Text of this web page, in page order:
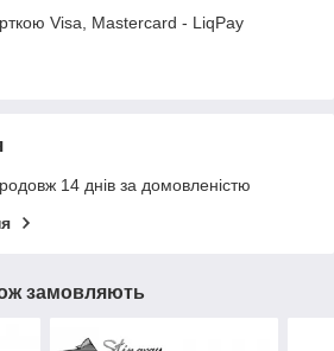
Visa, Mastercard - LiqPay
14 днів за домовленістю
замовляють